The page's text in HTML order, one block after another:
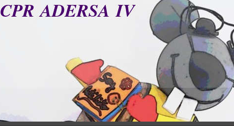
CPR ADERSA IV